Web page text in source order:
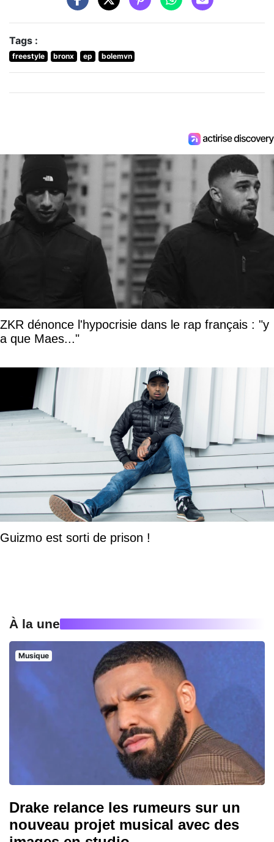
Tags :
freestyle bronx ep bolemvn
ZKR dénonce l'hypocrisie dans le rap français : "y
a que Maes..."
Guizmo est sorti de prison !
À la une
Musique
Drake relance les rumeurs sur un
nouveau projet musical avec des